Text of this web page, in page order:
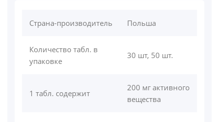
Страна-производитель Польша
Количество табл. в
упаковке
30 шт, 50 шт.
1 табл. содержит
200 мг активного
вещества